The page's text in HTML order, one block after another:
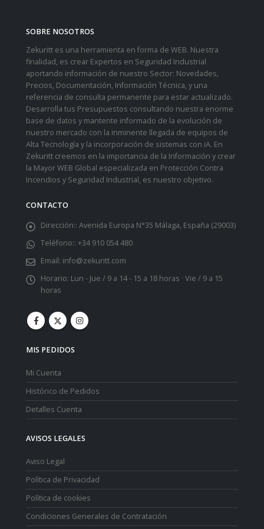
SOBRE NOSOTROS
Zekuritt es una herramienta en forma de WEB. Nuestra
finalidad, es crear Expertos en Seguridad Industrial
aportando información de nuestro Sector: Novedades,
Precios, Documentación, Información Técnica, y una
referencia de consulta permanente para estar actualizado.
Desarrolla tus Presupuestos consultando nuestra enorme
base de datos y mantente informado de la evolución de
nuestro mercado con la inminente llegada de equipos de
Alta Tecnología y la incorporación de sistemas con iA. En
Zekuritt creemos en la importancia de la Información y crear
la Mayor WEB Global especializada en Protección Contra
Incendios y Seguridad Industrial, es nuestro objetivo.
CONTACTO
Dirección:: Avenida Europa N°35 Málaga, España (29003)
Teléfono:: +34 910 054 480
Email: info@zekuritt.com
Horario: Lun - Jue / 9 a 14 - 15 a 18 horas · Vie / 9 a 15
horas
MIS PEDIDOS
Mi Cuenta
Histórico de Pedidos
Detalles Cuenta
AVISOS LEGALES
Aviso Legal
Política de Privacidad
Política de cookies
Condiciones Generales de Contratación